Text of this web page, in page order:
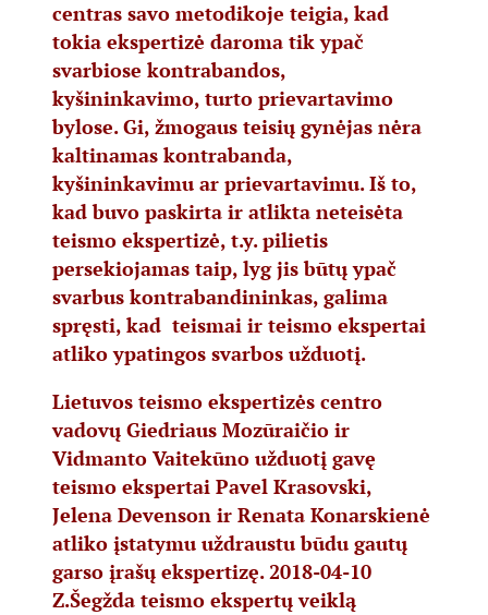
centras savo metodikoje teigia, kad
tokia ekspertizė daroma tik ypač
svarbiose kontrabandos,
kyšininkavimo, turto prievartavimo
bylose. Gi, žmogaus teisių gynėjas nėra
kaltinamas kontrabanda,
kyšininkavimu ar prievartavimu. Iš to,
kad buvo paskirta ir atlikta neteisėta
teismo ekspertizė, t.y. pilietis
persekiojamas taip, lyg jis būtų ypač
svarbus kontrabandininkas, galima
spręsti, kad teismai ir teismo ekspertai
atliko ypatingos svarbos užduotį.
Lietuvos teismo ekspertizės centro
vadovų Giedriaus Mozūraičio ir
Vidmanto Vaitekūno užduotį gavę
teismo ekspertai Pavel Krasovski,
Jelena Devenson ir Renata Konarskienė
atliko įstatymu uždraustu būdu gautų
garso įrašų ekspertizę. 2018-04-10
Z.Šegžda teismo ekspertų veiklą